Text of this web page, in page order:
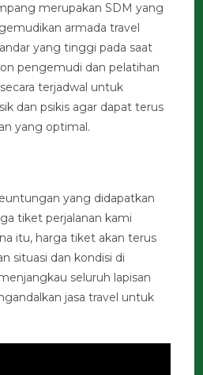
merupakan SDM yang
armada travel
yang tinggi pada saat
pengemudi dan pelatihan
terjadwal untuk
dan psikis agar dapat terus
yang optimal.
yang didapatkan
tiket perjalanan kami
itu, harga tiket akan terus
situasi dan kondisi di
seluruh lapisan
jasa travel untuk